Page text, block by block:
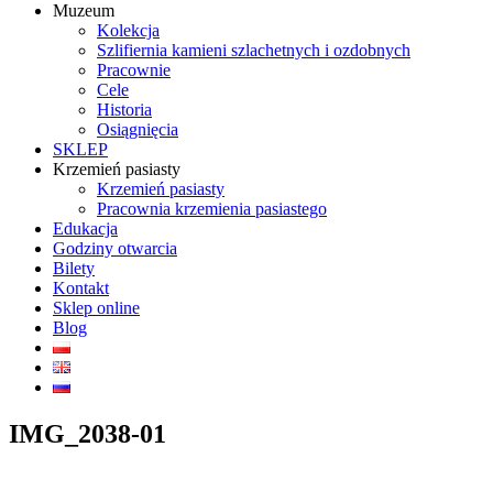
Muzeum
Kolekcja
Szlifiernia kamieni szlachetnych i ozdobnych
Pracownie
Cele
Historia
Osiągnięcia
SKLEP
Krzemień pasiasty
Krzemień pasiasty
Pracownia krzemienia pasiastego
Edukacja
Godziny otwarcia
Bilety
Kontakt
Sklep online
Blog
IMG_2038-01